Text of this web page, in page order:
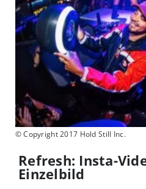
© Copyright 2017 Hold Still Inc.
Refresh: Insta-
Einzelbild